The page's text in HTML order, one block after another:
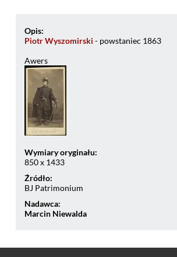
Opis:
Piotr Wyszomirski - powstaniec 1863
Awers
Wymiary oryginału:
850 x 1433
Źródło:
BJ Patrimonium
Nadawca:
Marcin Niewalda